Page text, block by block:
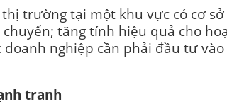
trường tại một khu vực có cơ
tăng tính hiệu quả cho
doanh nghiệp cần phải đầu tư
tranh